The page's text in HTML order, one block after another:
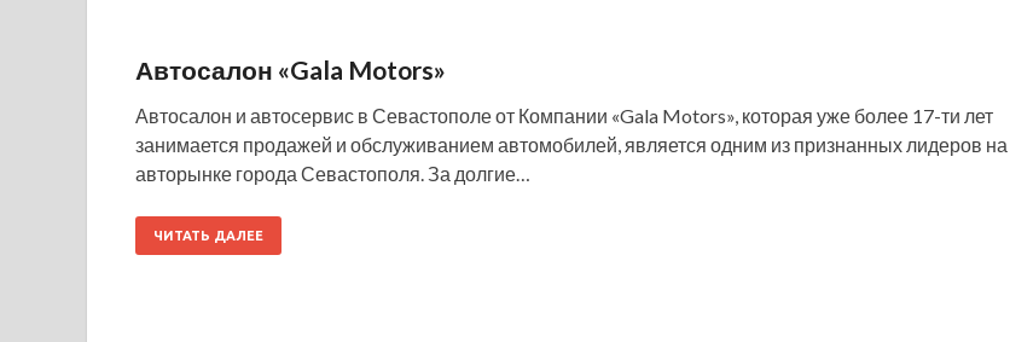
Автосалон «Gala Motors»
Автосалон и автосервис в Севастополе от Компании «Gala Motors», которая уже более 17-ти лет
занимается продажей и обслуживанием автомобилей, является одним из признанных лидеров на
авторынке города Севастополя. За долгие…
ЧИТАТЬ ДАЛЕЕ